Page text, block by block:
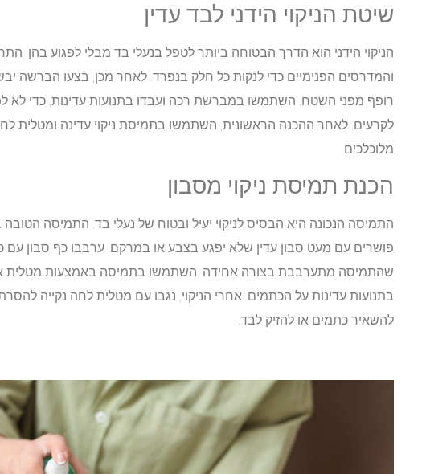
שיטת הניקוי הידני לבד עדין
הניקוי הידני הוא הדרך הבטוחה ביותר לטפל בנעלי בד מבלי לפגוע בהן.
והמדרסים הפנימיים כדי לנקות כל חלק בנפרד. לאחר מכן, בצעו הברשה
רופף מפני השטח. השתמשו במברשת רכה ועבדו בתנועות עדינות, כדי לא
לקרעים. לאחר ההכנה הראשונית, השתמשו בתמיסת ניקוי עדינה ומטלית
מלוכלכים.
הכנת תמיסת ניקוי מסבון
התמיסה הנכונה היא הבסיס לניקוי יעיל ובטוח של נעלי בד. התמיסה הטובה
פושרים עם מעט סבון עדין שלא יפגע בצבע או במרקם. ערבבו כף סבון עם
שהתמיסה מתערבבת בצורה אחידה. השתמשו בתמיסה באמצעות מטלית
בתנועות עדינות על הכתמים. אחרי הניקוי, נגבו עם מטלית לחה נקייה
להשאיר כתמים או להזיק לבד.